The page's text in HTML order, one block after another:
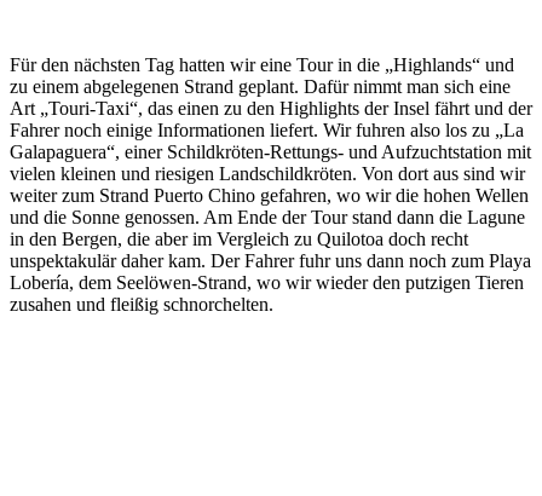
Für den nächsten Tag hatten wir eine Tour in die „Highlands“ und
zu einem abgelegenen Strand geplant. Dafür nimmt man sich eine
Art „Touri-Taxi“, das einen zu den Highlights der Insel fährt und der
Fahrer noch einige Informationen liefert. Wir fuhren also los zu „La
Galapaguera“, einer Schildkröten-Rettungs- und Aufzuchtstation mit
vielen kleinen und riesigen Landschildkröten. Von dort aus sind wir
weiter zum Strand Puerto Chino gefahren, wo wir die hohen Wellen
und die Sonne genossen. Am Ende der Tour stand dann die Lagune
in den Bergen, die aber im Vergleich zu Quilotoa doch recht
unspektakulär daher kam. Der Fahrer fuhr uns dann noch zum Playa
Lobería, dem Seelöwen-Strand, wo wir wieder den putzigen Tieren
zusahen und fleißig schnorchelten.